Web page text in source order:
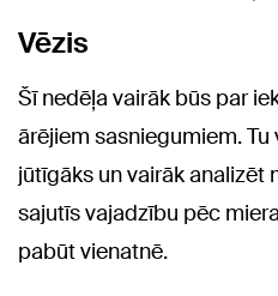
Vēzis
Šī nedēļa vairāk būs par
ārējiem sasniegumiem.
jūtīgāks un vairāk analizēt
sajutīs vajadzību pēc
pabūt vienatnē.